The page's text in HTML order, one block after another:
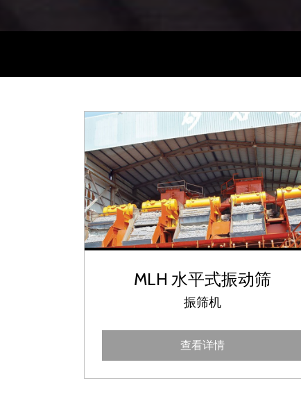
MLH 水平式振动筛
振筛机
查看详情